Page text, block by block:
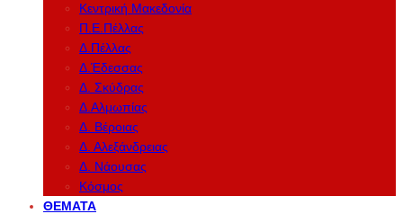
Κεντρική Μακεδονία
Π.Ε.Πέλλας
Δ.Πέλλας
Δ.Έδεσσας
Δ. Σκύδρας
Δ.Αλμωπίας
Δ. Βέροιας
Δ. Αλεξάνδρειας
Δ. Νάουσας
Κόσμος
ΘΈΜΑΤΑ